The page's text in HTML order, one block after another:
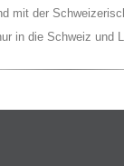
mit der
in die Schweiz und